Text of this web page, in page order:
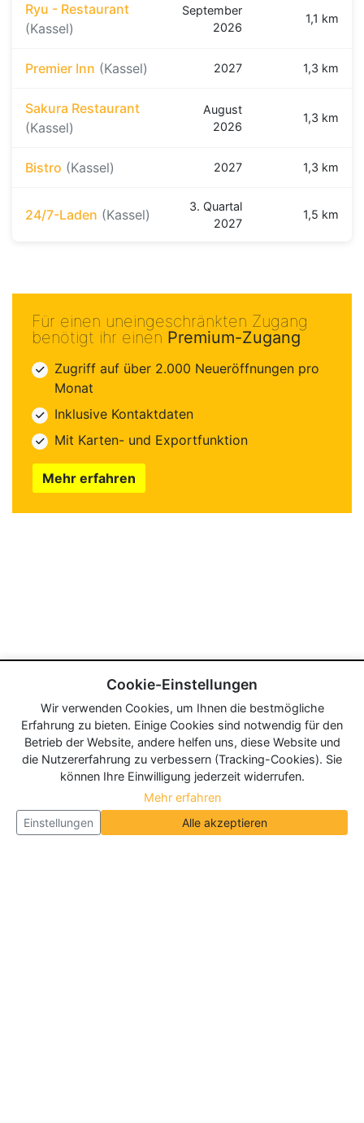
Ryu - Restaurant
(Kassel)
September
2026
1,1 km
Premier Inn (Kassel) 2027 1,3 km
Sakura Restaurant
(Kassel)
August
2026
1,3 km
Bistro (Kassel) 2027 1,3 km
24/7-Laden (Kassel)
3. Quartal
2027
1,5 km
Für einen uneingeschränkten Zugang
benötigt ihr einen Premium-Zugang
Zugriff auf über 2.000 Neueröffnungen pro
Monat
Inklusive Kontaktdaten
Mit Karten- und Exportfunktion
Mehr erfahren
Cookie-Einstellungen
Wir verwenden Cookies, um Ihnen die bestmögliche
Erfahrung zu bieten. Einige Cookies sind notwendig für den
Betrieb der Website, andere helfen uns, diese Website und
die Nutzererfahrung zu verbessern (Tracking-Cookies). Sie
können Ihre Einwilligung jederzeit widerrufen.
Mehr erfahren
Einstellungen
Alle akzeptieren